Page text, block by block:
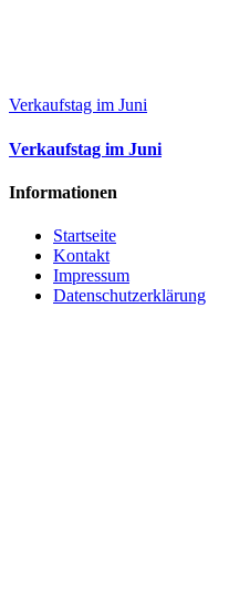
Verkaufstag im Juni
Verkaufstag im Juni
Informationen
Startseite
Kontakt
Impressum
Datenschutzerklärung